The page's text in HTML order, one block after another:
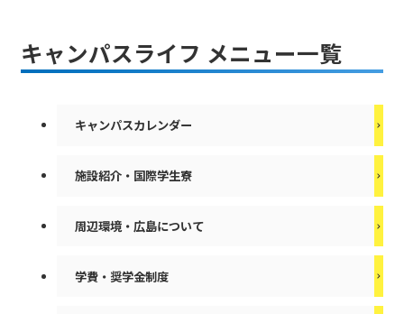
キャンパスライフ メニュー一覧
キャンパスカレンダー
施設紹介・国際学生寮
周辺環境・広島について
学費・奨学金制度